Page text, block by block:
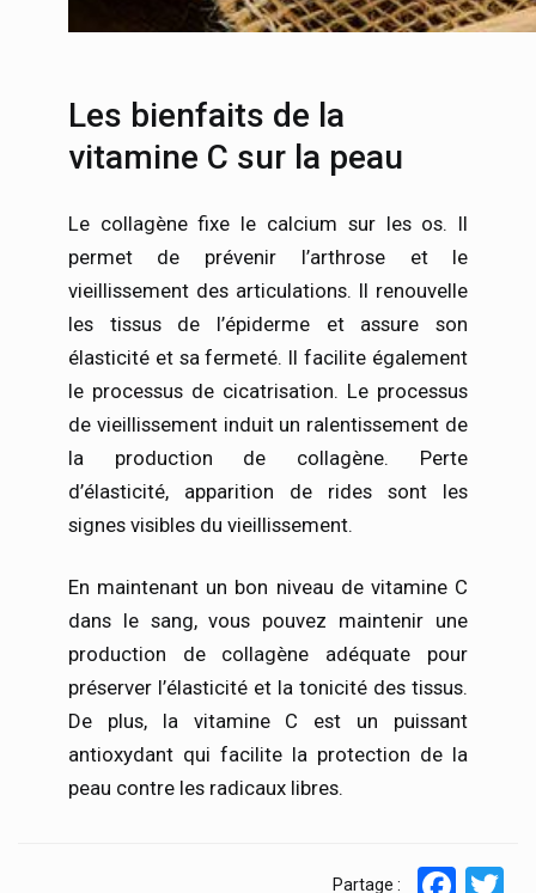
Les bienfaits de la
vitamine C sur la peau
Le collagène fixe le calcium sur les os. Il
permet de prévenir l’arthrose et le
vieillissement des articulations. Il renouvelle
les tissus de l’épiderme et assure son
élasticité et sa fermeté. Il facilite également
le processus de cicatrisation. Le processus
de vieillissement induit un ralentissement de
la production de collagène. Perte
d’élasticité, apparition de rides sont les
signes visibles du vieillissement.
En maintenant un bon niveau de vitamine C
dans le sang, vous pouvez maintenir une
production de collagène adéquate pour
préserver l’élasticité et la tonicité des tissus.
De plus, la vitamine C est un puissant
antioxydant qui facilite la protection de la
peau contre les radicaux libres.
Partage :